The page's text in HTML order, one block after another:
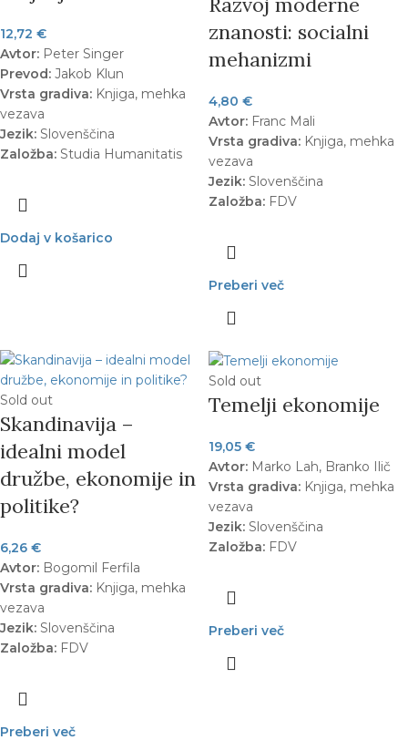
12,72 €
Avtor: Peter Singer
Prevod: Jakob Klun
Vrsta gradiva: Knjiga, mehka
vezava
Jezik: Slovenščina
Založba: Studia Humanitatis
Dodaj v košarico
znanosti: socialni
mehanizmi
4,80 €
Avtor: Franc Mali
Vrsta gradiva: Knjiga, mehka
vezava
Jezik: Slovenščina
Založba: FDV
Preberi več
Sold out
Skandinavija –
idealni model
družbe, ekonomije in
politike?
6,26 €
Avtor: Bogomil Ferfila
Vrsta gradiva: Knjiga, mehka
vezava
Jezik: Slovenščina
Založba: FDV
Preberi več
Sold out
Temelji ekonomije
19,05 €
Avtor: Marko Lah, Branko Ilič
Vrsta gradiva: Knjiga, mehka
vezava
Jezik: Slovenščina
Založba: FDV
Preberi več